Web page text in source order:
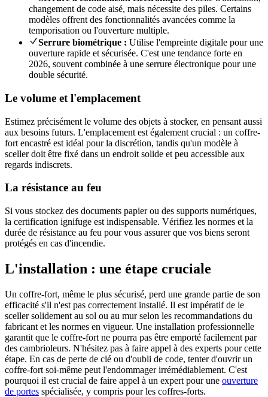
changement de code aisé, mais nécessite des piles. Certains
modèles offrent des fonctionnalités avancées comme la
temporisation ou l'ouverture multiple.
Serrure biométrique : Utilise l'empreinte digitale pour une
ouverture rapide et sécurisée. C'est une tendance forte en
2026, souvent combinée à une serrure électronique pour une
double sécurité.
Le volume et l'emplacement
Estimez précisément le volume des objets à stocker, en pensant aussi
aux besoins futurs. L'emplacement est également crucial : un coffre-
fort encastré est idéal pour la discrétion, tandis qu'un modèle à
sceller doit être fixé dans un endroit solide et peu accessible aux
regards indiscrets.
La résistance au feu
Si vous stockez des documents papier ou des supports numériques,
la certification ignifuge est indispensable. Vérifiez les normes et la
durée de résistance au feu pour vous assurer que vos biens seront
protégés en cas d'incendie.
L'installation : une étape cruciale
Un coffre-fort, même le plus sécurisé, perd une grande partie de son
efficacité s'il n'est pas correctement installé. Il est impératif de le
sceller solidement au sol ou au mur selon les recommandations du
fabricant et les normes en vigueur. Une installation professionnelle
garantit que le coffre-fort ne pourra pas être emporté facilement par
des cambrioleurs. N'hésitez pas à faire appel à des experts pour cette
étape. En cas de perte de clé ou d'oubli de code, tenter d'ouvrir un
coffre-fort soi-même peut l'endommager irrémédiablement. C'est
pourquoi il est crucial de faire appel à un expert pour une ouverture
de portes spécialisée, y compris pour les coffres-forts.